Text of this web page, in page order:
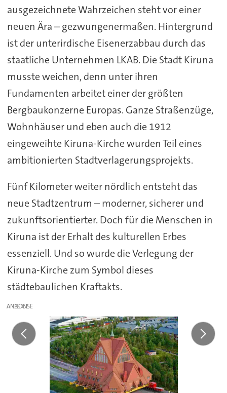
ausgezeichnete Wahrzeichen steht vor einer
neuen Ära – gezwungenermaßen. Hintergrund
ist der unterirdische Eisenerzabbau durch das
staatliche Unternehmen LKAB. Die Stadt Kiruna
musste weichen, denn unter ihren
Fundamenten arbeitet einer der größten
Bergbaukonzerne Europas. Ganze Straßenzüge,
Wohnhäuser und eben auch die 1912
eingeweihte Kiruna-Kirche wurden Teil eines
ambitionierten Stadtverlagerungsprojekts.
Fünf Kilometer weiter nördlich entsteht das
neue Stadtzentrum – moderner, sicherer und
zukunftsorientierter. Doch für die Menschen in
Kiruna ist der Erhalt des kulturellen Erbes
essenziell. Und so wurde die Verlegung der
Kiruna-Kirche zum Symbol dieses
städtebaulichen Kraftakts.
ANZEIGE